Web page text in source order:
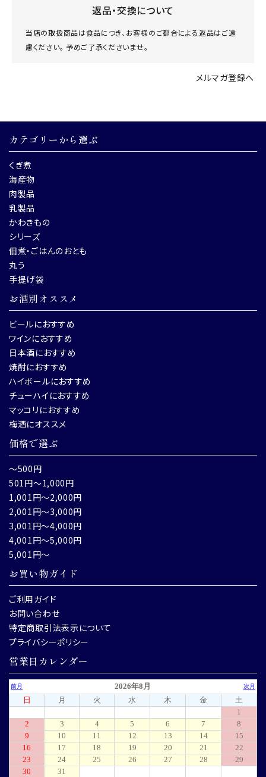
返品・交換について
当店の取扱商品は食品につき、お客様のご都合による返品はご遠
慮ください。 予めご了承くださいませ。
メルマガ登録へ
カテゴリーから選ぶ
くぎ煮
海産物
肉製品
乳製品
かわきもの
シリーズ
佃煮・ごはんのおとも
丸う
手提げ袋
お酒別オススメ
ビールにおすすめ
ワインにおすすめ
日本酒におすすめ
焼酎におすすめ
ハイボールにおすすめ
チューハイにおすすめ
マッコリにおすすめ
梅酒にオススメ
価格で選ぶ
～500円
501円～1,000円
1,001円～2,000円
2,001円～3,000円
3,001円～4,000円
4,001円～5,000円
5,001円～
お買い物ガイド
ご利用ガイド
お問い合わせ
特定商取引法表示について
プライバシーポリシー
営業日カレンダー